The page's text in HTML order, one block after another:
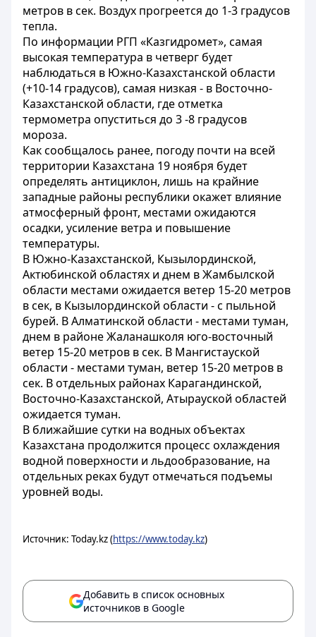
метров в сек. Воздух прогреется до 1-3 градусов
тепла.
По информации РГП «Казгидромет», самая
высокая температура в четверг будет
наблюдаться в Южно-Казахстанской области
(+10-14 градусов), самая низкая - в Восточно-
Казахстанской области, где отметка
термометра опуститься до 3 -8 градусов
мороза.
Как сообщалось ранее, погоду почти на всей
территории Казахстана 19 ноября будет
определять антициклон, лишь на крайние
западные районы республики окажет влияние
атмосферный фронт, местами ожидаются
осадки, усиление ветра и повышение
температуры.
В Южно-Казахстанской, Кызылординской,
Актюбинской областях и днем в Жамбылской
области местами ожидается ветер 15-20 метров
в сек, в Кызылординской области - с пыльной
бурей. В Алматинской области - местами туман,
днем в районе Жаланашколя юго-восточный
ветер 15-20 метров в сек. В Мангистауской
области - местами туман, ветер 15-20 метров в
сек. В отдельных районах Карагандинской,
Восточно-Казахстанской, Атырауской областей
ожидается туман.
В ближайшие сутки на водных объектах
Казахстана продолжится процесс охлаждения
водной поверхности и льдообразование, на
отдельных реках будут отмечаться подъемы
уровней воды.
Источник: Today.kz (https://www.today.kz)
Добавить в список основных
источников в Google